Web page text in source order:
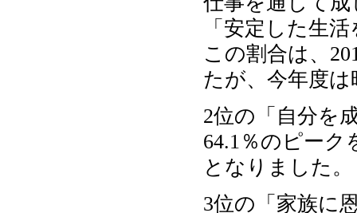
「安定した生
この割合は、
たが、今年度
2位の「自分を
64.1％のピーク
となりました。
3位の「家族に